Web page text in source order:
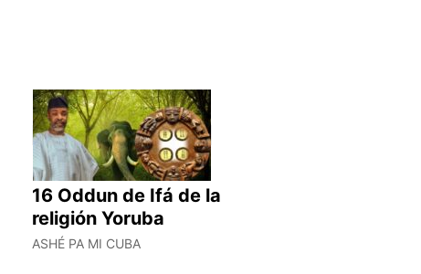
16 Oddun de Ifá de la
religión Yoruba
ASHÉ PA MI CUBA